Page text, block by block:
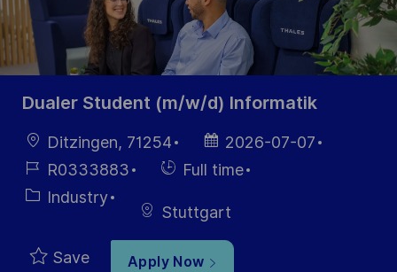
Dualer Student (m/w/d) Informatik
LocationDitzingen, 71254
Posted
Date
2026-07-07
Job R0333883
HiringFull time
Category
Industry
Stuttgart
Save Apply Now